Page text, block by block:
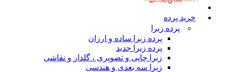
خرید پرده
پرده زبرا
پرده زبرا ساده و ارزان
پرده زبرا جدید
زبرا چاپی و تصویری ، گلدار و نقاشی
زبرا سه بعدی و هندسی